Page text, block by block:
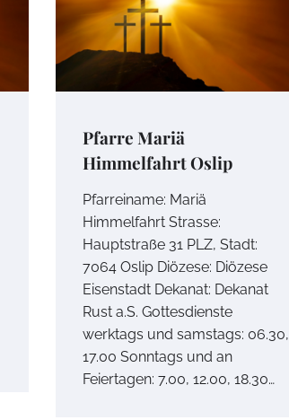
Pfarre Mariä
Himmelfahrt Oslip
Pfarreiname: Mariä
Himmelfahrt Strasse:
Hauptstraße 31 PLZ, Stadt:
7064 Oslip Diözese: Diözese
Eisenstadt Dekanat: Dekanat
Rust a.S. Gottesdienste
werktags und samstags: 06.30,
17.00 Sonntags und an
Feiertagen: 7.00, 12.00, 18.30…